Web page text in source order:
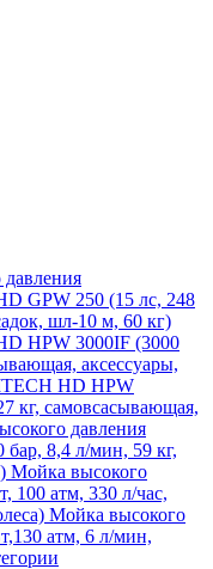
GPW 250 (15 лс, 248
шл-10 м, 60 кг)
HPW 3000IF (3000
аксессуары,
HD HPW
кг, самовсасывающая,
давления
8,4 л/мин, 59 кг,
Мойка высокого
100 атм, 330 л/час,
Мойка высокого
атм, 6 л/мин,